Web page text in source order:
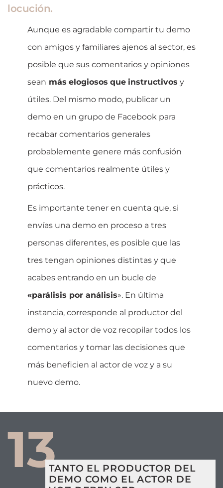
locución.
Aunque es agradable compartir tu demo
con amigos y familiares ajenos al sector, es
posible que sus comentarios y opiniones
sean más elogiosos que instructivos y
útiles. Del mismo modo, publicar un
demo en un grupo de Facebook para
recabar comentarios generales
probablemente genere más confusión
que comentarios realmente útiles y
prácticos.
Es importante tener en cuenta que, si
envías una demo en proceso a tres
personas diferentes, es posible que las
tres tengan opiniones distintas y que
acabes entrando en un bucle de
«parálisis por análisis». En última
instancia, corresponde al productor del
demo y al actor de voz recopilar todos los
comentarios y tomar las decisiones que
más beneficien al actor de voz y a su
nuevo demo.
13TANTO EL PRODUCTOR DEL
DEMO COMO EL ACTOR DE